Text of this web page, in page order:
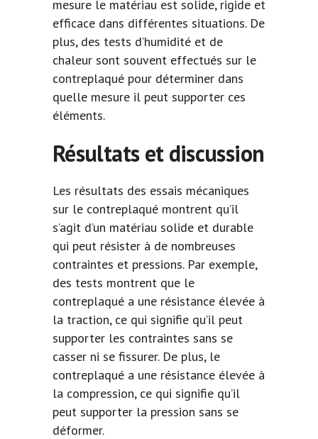
mesure le matériau est solide, rigide et
efficace dans différentes situations. De
plus, des tests d’humidité et de
chaleur sont souvent effectués sur le
contreplaqué pour déterminer dans
quelle mesure il peut supporter ces
éléments.
Résultats et discussion
Les résultats des essais mécaniques
sur le contreplaqué montrent qu’il
s’agit d’un matériau solide et durable
qui peut résister à de nombreuses
contraintes et pressions. Par exemple,
des tests montrent que le
contreplaqué a une résistance élevée à
la traction, ce qui signifie qu’il peut
supporter les contraintes sans se
casser ni se fissurer. De plus, le
contreplaqué a une résistance élevée à
la compression, ce qui signifie qu’il
peut supporter la pression sans se
déformer.